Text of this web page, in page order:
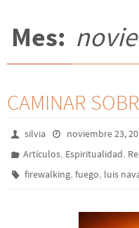
Mes:
CAMINAR
silvia
noviembre 23,
Artículos, Espiritualidad,
firewalking,fuego, luis